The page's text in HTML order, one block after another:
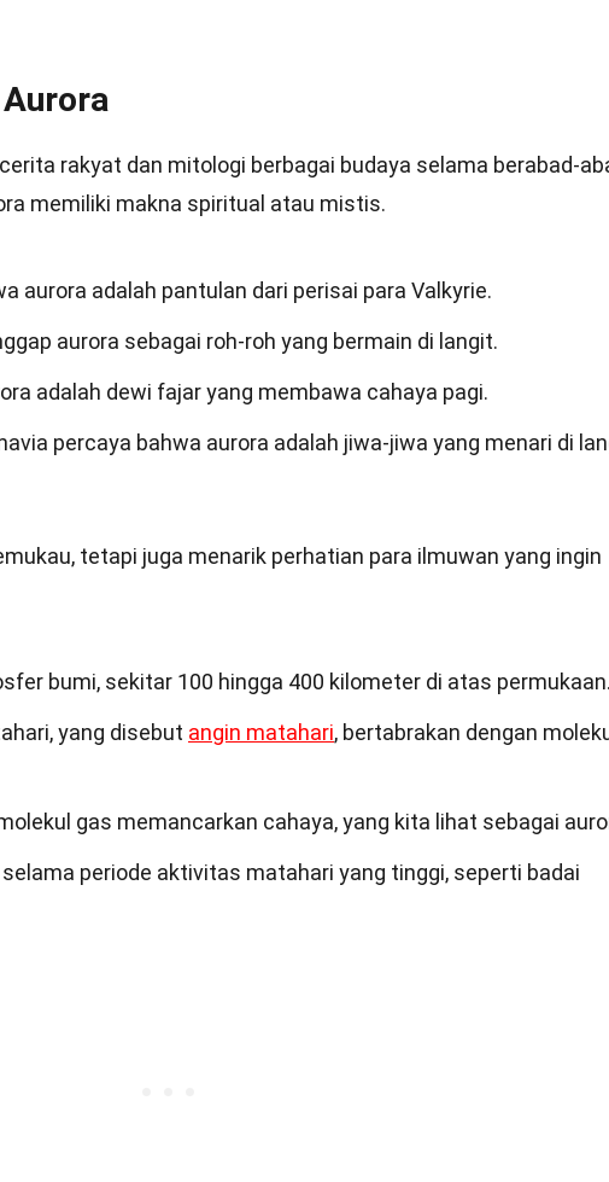
rakyat dan mitologi berbagai budaya selama berabad-
memiliki makna spiritual atau mistis.
aurora adalah pantulan dari perisai para Valkyrie.
aurora sebagai roh-roh yang bermain di langit.
adalah dewi fajar yang membawa cahaya pagi.
percaya bahwa aurora adalah jiwa-jiwa yang menari di
tetapi juga menarik perhatian para ilmuwan yang ingin
bumi, sekitar 100 hingga 400 kilometer di atas permukaan.
yang disebut angin matahari, bertabrakan dengan
gas memancarkan cahaya, yang kita lihat sebagai
periode aktivitas matahari yang tinggi, seperti badai